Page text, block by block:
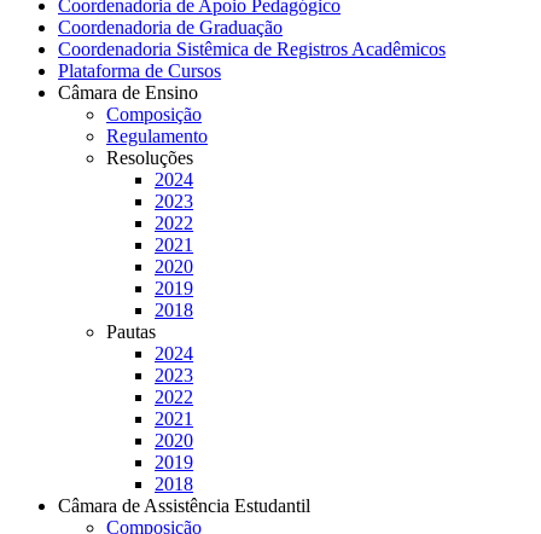
Coordenadoria de Apoio Pedagógico
Coordenadoria de Graduação
Coordenadoria Sistêmica de Registros Acadêmicos
Plataforma de Cursos
Câmara de Ensino
Composição
Regulamento
Resoluções
2024
2023
2022
2021
2020
2019
2018
Pautas
2024
2023
2022
2021
2020
2019
2018
Câmara de Assistência Estudantil
Composição